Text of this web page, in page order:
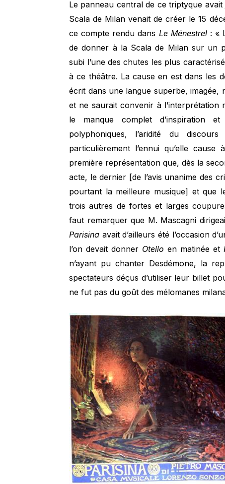
Le panneau central de ce triptyque
Scala de Milan venait de créer le 15
ce compte rendu dans Le Ménestrel : «
de donner à la Scala de Milan sur un
subi l’une des chutes les plus
à ce théâtre. La cause en est dans les
écrit dans une langue superbe, imagée,
et ne saurait convenir à
le manque complet d’inspiration et
polyphoniques, l’aridité du
particulièrement l’ennui qu’elle
première représentation que, dès la
acte, le dernier [de l’avis unanime des
pourtant la meilleure musique] et que
trois autres de fortes et larges
faut remarquer que M. Mascagni
Parisina avait d’ailleurs été l’occasion
l’on devait donner Otello en matinée et
n’ayant pu chanter Desdémone, la
spectateurs déçus d’utiliser leur billet
ne fut pas du goût des mélomanes